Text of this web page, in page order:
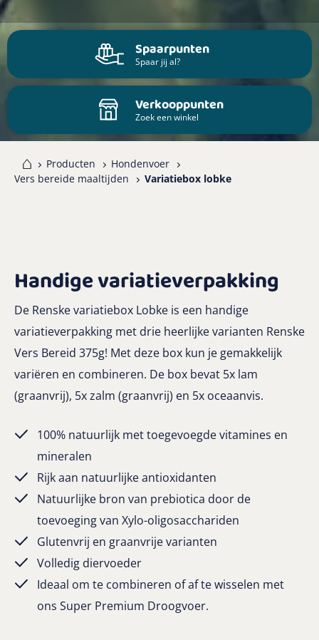
Spaarpunten
Spaar jij al?
Verkooppunten
Zoek een winkel
Producten
Hondenvoer
Vers bereide maaltijden
Variatiebox lobke
Handige variatieverpakking
De Renske variatiebox Lobke is een handige
variatieverpakking met drie heerlijke varianten Renske
Vers Bereid 375g! Met deze box kun je gemakkelijk
variëren en combineren. De box bevat 5x lam
(graanvrij), 5x zalm (graanvrij) en 5x oceaanvis.
100% natuurlijk met toegevoegde vitamines en
mineralen
Rijk aan natuurlijke antioxidanten
Natuurlijke bron van prebiotica door de
toevoeging van Xylo-oligosacchariden
Glutenvrij en graanvrije varianten
Volledig diervoeder
Ideaal om te combineren of af te wisselen met
ons Super Premium Droogvoer.